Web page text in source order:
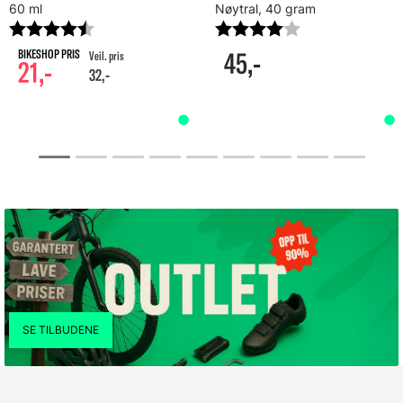
60 ml
21,- 32,-
Karakter:
Nøytral, 40 gram
45,-
Karakter: